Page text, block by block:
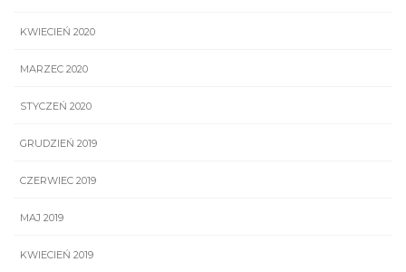
KWIECIEŃ 2020
MARZEC 2020
STYCZEŃ 2020
GRUDZIEŃ 2019
CZERWIEC 2019
MAJ 2019
KWIECIEŃ 2019